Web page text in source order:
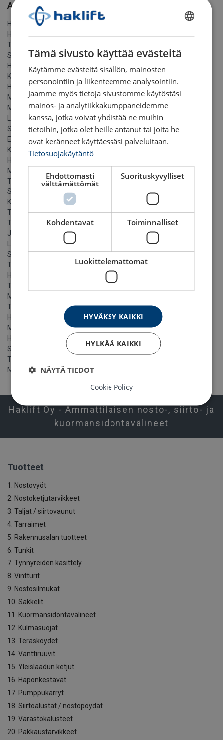
Arkisto
Heinäkuuta 2026
Helmikuuta 2026
Tammikuuta 2026
Syyskuuta 2025
Heinäkuuta 2025
Kesäkuuta 2025
Huhtikuuta 2025
Maaliskuuta 2025
Marraskuuta 2024
Lokakuuta 2024
Syyskuuta 2024
Elokuuta 2024
Kesäkuuta 2024
Huhtikuuta 2024
Maaliskuuta 2024
Tammikuuta 2024
Syyskuuta 2023
Kesäkuuta 2023
Toukokuuta 2023
Tammikuuta 2023
Joulukuuta 2022
Syyskuuta 2022
Toukokuuta 2022
Huhtikuuta 2022
Tammikuuta 2022
Marraskuuta 2021
Toukokuuta 2021
Huhtikuuta 2021
Maaliskuuta 2021
Helmikuuta 2021
Syyskuuta 2020
Tammikuuta 2020
Marraskuuta 2019
Haklift Oy - Ammattilaisen nosto-, siirto- ja
kuormansidontavälineet
Tuotteet
1. Nostovyöt
2. Nostoketjutarvikkeet
3. Taljat / siirtovaunut
4. Tarraimet
5. Rakennusalan tuotteet
6. Tunkit
7. Tynnyreiden käsittely
8. Vintturit
9. Nostosilmukat
10. Sakkelit
11. Kuormansidontavälineet
12. Kulmasuojat
13. Teräsköydet
14. Vanttiruuvit
15. Yleislaadun ketjut
16. Haponkestävät
17. Pumppukärryt
18. Siirtoalustat / nostopöydät
19. Varastokalusteet
20. Pakkaustarvikkeet
Tämä sivusto käyttää evästeitä
Käytämme evästeitä sisällön, mainosten
personointiin ja liikenteemme analysointiin.
Jaamme myös tietoja sivustomme käytöstäsi
mainos- ja analytiikkakumppaneidemme
kanssa, jotka voivat yhdistää ne muihin
tietoihin, jotka olet heille antanut tai joita he
ovat keränneet käyttäessäsi palveluitaan.
Tietosuojakäytäntö
Ehdottomasti
välttämättömät
Suorituskyvylliset
Kohdentavat Toiminnalliset
Luokittelemattomat
HYVÄKSY KAIKKI
HYLKÄÄ KAIKKI
NÄYTÄ TIEDOT
Cookie Policy